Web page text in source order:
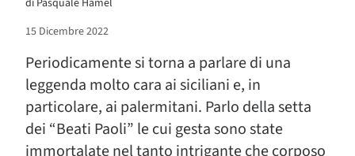
di Pasquale Hamel
15 Dicembre 2022
Periodicamente si torna a parlare di una
leggenda molto cara ai siciliani e, in
particolare, ai palermitani. Parlo della setta
dei “Beati Paoli” le cui gesta sono state
immortalate nel tanto intrigante che corposo